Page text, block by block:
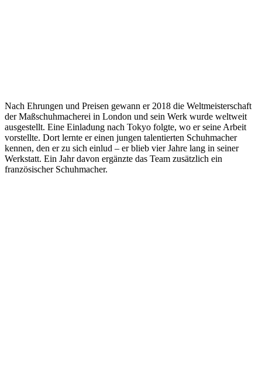
Nach Ehrungen und Preisen gewann er 2018 die Weltmeisterschaft
der Maßschuhmacherei in London und sein Werk wurde weltweit
ausgestellt. Eine Einladung nach Tokyo folgte, wo er seine Arbeit
vorstellte. Dort lernte er einen jungen talentierten Schuhmacher
kennen, den er zu sich einlud – er blieb vier Jahre lang in seiner
Werkstatt. Ein Jahr davon ergänzte das Team zusätzlich ein
französischer Schuhmacher.